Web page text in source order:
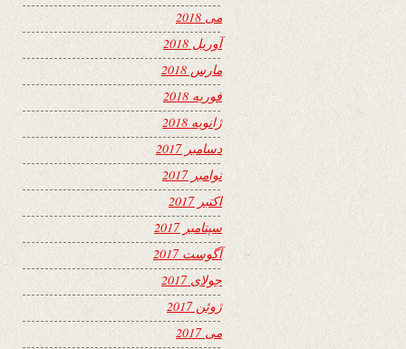
می 2018
آوریل 2018
مارس 2018
فوریه 2018
ژانویه 2018
دسامبر 2017
نوامبر 2017
اکتبر 2017
سپتامبر 2017
آگوست 2017
جولای 2017
ژوئن 2017
می 2017